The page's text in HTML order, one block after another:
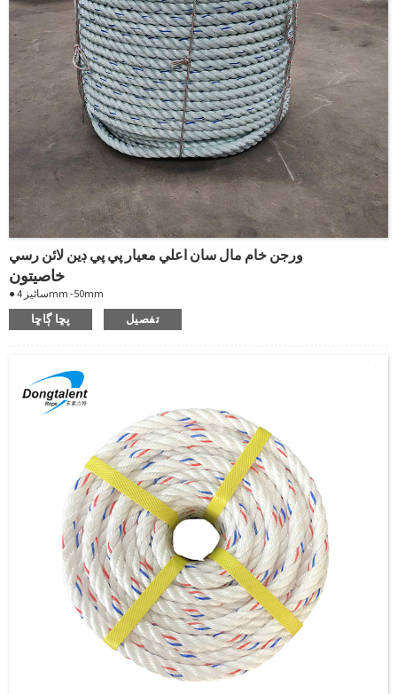
ورجن خام مال سان اعلي معيار پي پي ڊين لائن رسي
خاصيتون
● سائيز 4mm -50mm
● رنگ هلڪو نيرو نيرو ٽريسر سان
● پريميئم گريڊ
● اهو تري ٿو ۽ محفوظ ڪري سگھجي ٿو نم يا خشڪ ڊگھائي: 21٪ وقفي تي
● solvents ۽ chemicals کي سٺي مزاحمت
پڇا ڳاڇا تفصيل